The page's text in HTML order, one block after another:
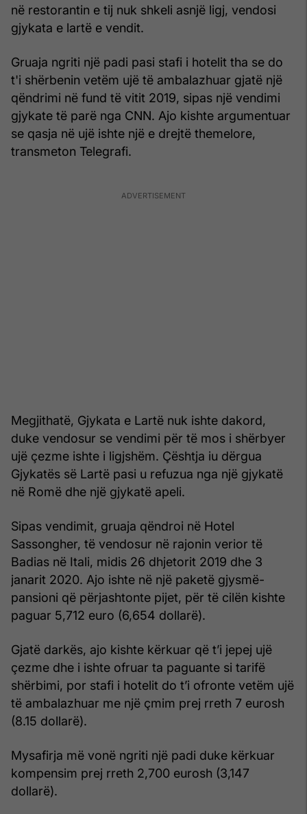
në restorantin e tij nuk shkeli asnjë ligj, vendosi
gjykata e lartë e vendit.
Gruaja ngriti një padi pasi stafi i hotelit tha se do
t'i shërbenin vetëm ujë të ambalazhuar gjatë një
qëndrimi në fund të vitit 2019, sipas një vendimi
gjykate të parë nga CNN. Ajo kishte argumentuar
se qasja në ujë ishte një e drejtë themelore,
transmeton Telegrafi.
Megjithatë, Gjykata e Lartë nuk ishte dakord,
duke vendosur se vendimi për të mos i shërbyer
ujë çezme ishte i ligjshëm. Çështja iu dërgua
Gjykatës së Lartë pasi u refuzua nga një gjykatë
në Romë dhe një gjykatë apeli.
Sipas vendimit, gruaja qëndroi në Hotel
Sassongher, të vendosur në rajonin verior të
Badias në Itali, midis 26 dhjetorit 2019 dhe 3
janarit 2020. Ajo ishte në një paketë gjysmë-
pansioni që përjashtonte pijet, për të cilën kishte
paguar 5,712 euro (6,654 dollarë).
Gjatë darkës, ajo kishte kërkuar që t’i jepej ujë
çezme dhe i ishte ofruar ta paguante si tarifë
shërbimi, por stafi i hotelit do t’i ofronte vetëm ujë
të ambalazhuar me një çmim prej rreth 7 eurosh
(8.15 dollarë).
Mysafirja më vonë ngriti një padi duke kërkuar
kompensim prej rreth 2,700 eurosh (3,147
dollarë).